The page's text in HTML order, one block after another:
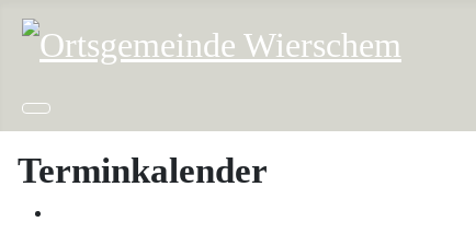
Terminkalender